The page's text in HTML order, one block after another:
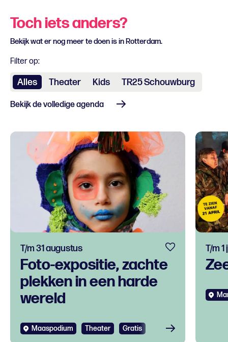
Toch iets anders?
Bekijk wat er nog meer te doen is in Rotterdam.
Filter op:
Alles Theater Kids TR25 Schouwburg
Bekijk de volledige agenda
Foto-expositie, zachte
plekken in een harde
wereld
T/m 31 augustus
Maaspodium Theater Gratis
T/m